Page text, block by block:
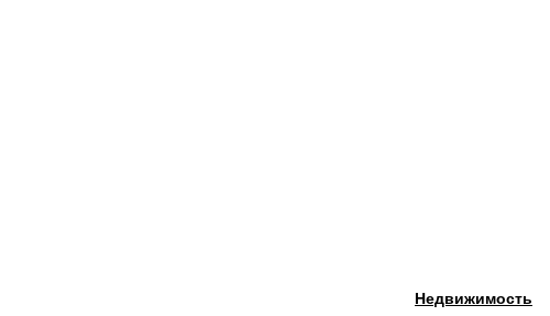
Недвижимость